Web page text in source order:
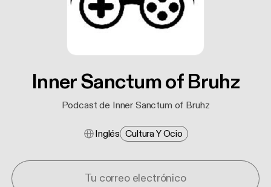
Inner Sanctum of Bruhz
Podcast de Inner Sanctum of Bruhz
Inglés Cultura Y Ocio